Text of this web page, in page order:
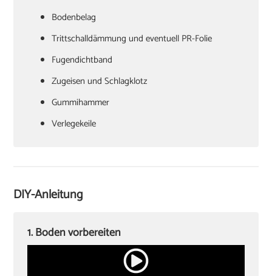
Bodenbelag
Trittschalldämmung und eventuell PR-Folie
Fugendichtband
Zugeisen und Schlagklotz
Gummihammer
Verlegekeile
Akkuschrauber
Stichsäge und Kappsäge
DIY-Anleitung
1. Boden vorbereiten